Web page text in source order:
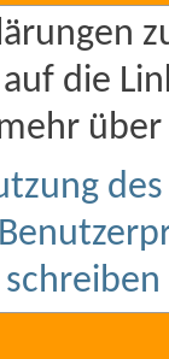
die